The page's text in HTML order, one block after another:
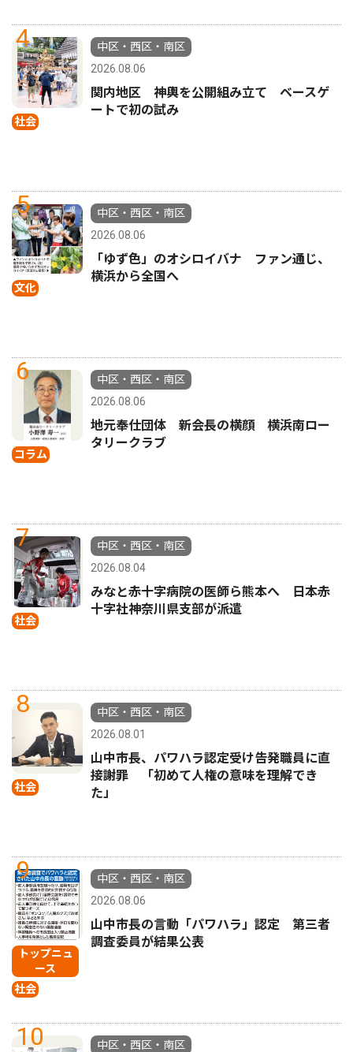
4
社会
中区・西区・南区
2026.08.06
関内地区 神輿を公開組み立て ベースゲ
ートで初の試み
5
文化
中区・西区・南区
2026.08.06
「ゆず色」のオシロイバナ ファン通じ、
横浜から全国へ
6
コラム
中区・西区・南区
2026.08.06
地元奉仕団体 新会長の横顔 横浜南ロー
タリークラブ
7
社会
中区・西区・南区
2026.08.04
みなと赤十字病院の医師ら熊本へ 日本赤
十字社神奈川県支部が派遣
8
社会
中区・西区・南区
2026.08.01
山中市長、パワハラ認定受け告発職員に直
接謝罪 「初めて人権の意味を理解でき
た」
9
トップニュ
ース
社会
中区・西区・南区
2026.08.06
山中市長の言動「パワハラ」認定 第三者
調査委員が結果公表
10
中区・西区・南区